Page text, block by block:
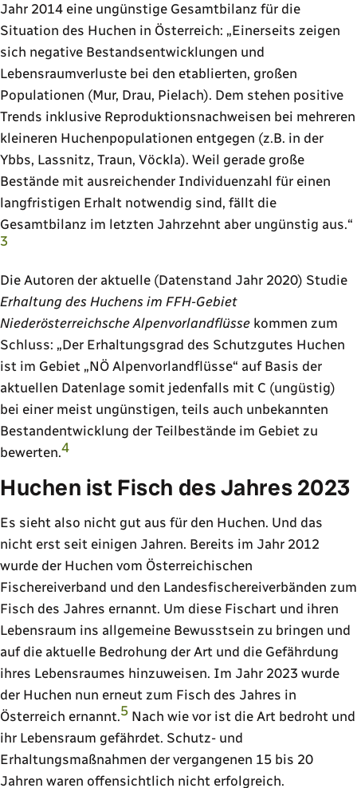
Jahr 2014 eine ungünstige Gesamtbilanz für die
Situation des Huchen in Österreich:
Einerseits zeigen
sich negative Bestandsentwicklungen und
Lebensraumverluste bei den etablierten, großen
Populationen (Mur, Drau, Pielach). Dem stehen positive
Trends inklusive Reproduktionsnachweisen bei mehreren
kleineren Huchenpopulationen entgegen (z.B. in der
Ybbs, Lassnitz, Traun, Vöckla). Weil gerade große
Bestände mit ausreichender Individuenzahl für einen
langfristigen Erhalt notwendig sind, fällt die
Gesamtbilanz im letzten Jahrzehnt aber ungünstig aus.
3
Die Autoren der aktuelle (Datenstand Jahr 2020) Studie
Erhaltung des Huchens im FFH-Gebiet
Niederösterreichsche Alpenvorlandflüsse kommen zum
Schluss:
Der Erhaltungsgrad des Schutzgutes Huchen
ist im Gebiet „NÖ Alpenvorlandflüsse auf Basis der
aktuellen Datenlage somit jedenfalls mit C (ungüstig)
bei einer meist ungünstigen, teils auch unbekannten
Bestandentwicklung der Teilbestände im Gebiet zu
bewerten.4
Huchen ist Fisch des Jahres 2023
Es sieht also nicht gut aus für den Huchen. Und das
nicht erst seit einigen Jahren. Bereits im Jahr 2012
wurde der Huchen vom Österreichischen
Fischereiverband und den Landesfischereiverbänden zum
Fisch des Jahres ernannt. Um diese Fischart und ihren
Lebensraum ins allgemeine Bewusstsein zu bringen und
auf die aktuelle Bedrohung der Art und die Gefährdung
ihres Lebensraumes hinzuweisen. Im Jahr 2023 wurde
der Huchen nun erneut zum Fisch des Jahres in
Österreich ernannt.5 Nach wie vor ist die Art bedroht und
ihr Lebensraum gefährdet. Schutz- und
Erhaltungsmaßnahmen der vergangenen 15 bis 20
Jahren waren offensichtlich nicht erfolgreich.